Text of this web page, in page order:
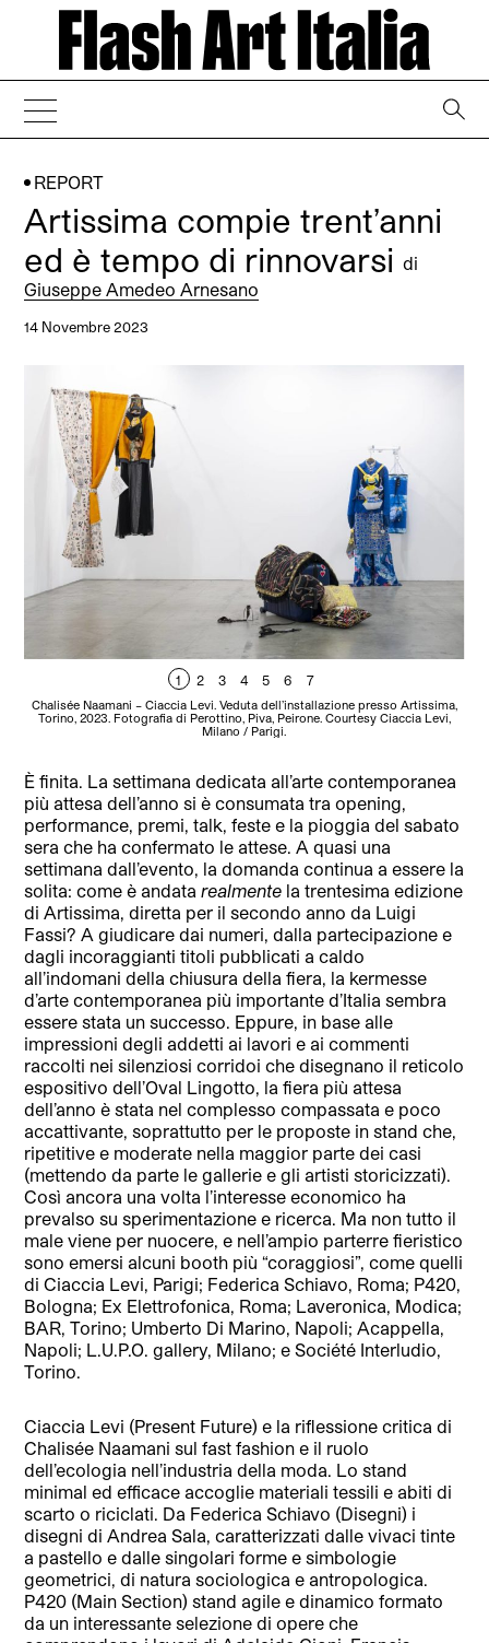
REPORT
Artissima compie trent’anni
ed è tempo di rinnovarsidi
Giuseppe Amedeo Arnesano
14 Novembre 2023
1 2 3 4 5 6 7
Chalisée Naamani – Ciaccia Levi. Veduta dell’installazione presso Artissima,
Torino, 2023. Fotografia di Perottino, Piva, Peirone. Courtesy Ciaccia Levi,
Milano / Parigi.
È finita. La settimana dedicata all’arte contemporanea
più attesa dell’anno si è consumata tra opening,
performance, premi, talk, feste e la pioggia del sabato
sera che ha confermato le attese. A quasi una
settimana dall’evento, la domanda continua a essere la
solita: come è andatarealmente la trentesima edizione
di Artissima, diretta per il secondo anno da Luigi
Fassi? A giudicare dai numeri, dalla partecipazione e
dagli incoraggianti titoli pubblicati a caldo
all’indomani della chiusura della fiera, la kermesse
d’arte contemporanea più importante d’Italia sembra
essere stata un successo. Eppure, in base alle
impressioni degli addetti ai lavori e ai commenti
raccolti nei silenziosi corridoi che disegnano il reticolo
espositivo dell’Oval Lingotto, la fiera più attesa
dell’anno è stata nel complesso compassata e poco
accattivante, soprattutto per le proposte in stand che,
ripetitive e moderate nella maggior parte dei casi
(mettendo da parte le gallerie e gli artisti storicizzati).
Così ancora una volta l’interesse economico ha
prevalso su sperimentazione e ricerca. Ma non tutto il
male viene per nuocere, e nell’ampio parterre fieristico
sono emersi alcuni booth più “coraggiosi”, come quelli
di Ciaccia Levi, Parigi; Federica Schiavo, Roma; P420,
Bologna; Ex Elettrofonica, Roma; Laveronica, Modica;
BAR, Torino; Umberto Di Marino, Napoli; Acappella,
Napoli; L.U.P.O. gallery, Milano; e Société Interludio,
Torino.
Ciaccia Levi (Present Future) e la riflessione critica di
Chalisée Naamani sul fast fashion e il ruolo
dell’ecologia nell’industria della moda. Lo stand
minimal ed efficace accoglie materiali tessili e abiti di
scarto o riciclati. Da Federica Schiavo (Disegni) i
disegni di Andrea Sala, caratterizzati dalle vivaci tinte
a pastello e dalle singolari forme e simbologie
geometrici, di natura sociologica e antropologica.
P420 (Main Section) stand agile e dinamico formato
da un interessante selezione di opere che